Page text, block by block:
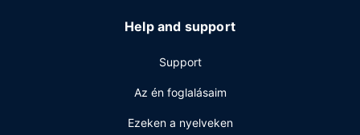
Help and support
Support
Az én foglalásaim
Ezeken a nyelveken